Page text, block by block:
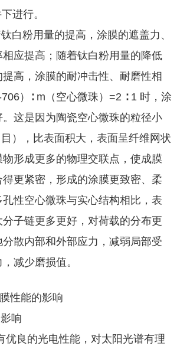
进行。
白粉用量的提高，涂膜的遮盖力、
应提高；随着钛白粉用量的降低
高，涂膜的耐冲击性、耐磨性相
）∶ m（空心微珠）=2 ∶ 1 时，涂
这是因为陶瓷空心微珠的粒径小
目），比表面积大，表面呈纤维网状
形成更多的物理交联点，使成膜
更紧密，形成的涂膜更致密、柔
性空心微珠与实心结构相比，表
子链更多更好，对荷载的分布更
散内部和外部应力，减弱局部受
减少磨损值。
性能的影响
响
优良的光电性能，对太阳光谱有理